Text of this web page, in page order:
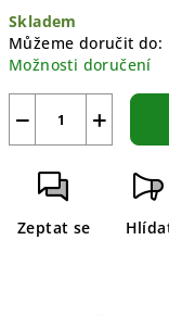
cena:
Skladem
Můžeme doručit do:
Možnosti doručení
+
−
Zeptat se